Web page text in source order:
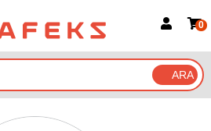
Google İle Bağlan
0